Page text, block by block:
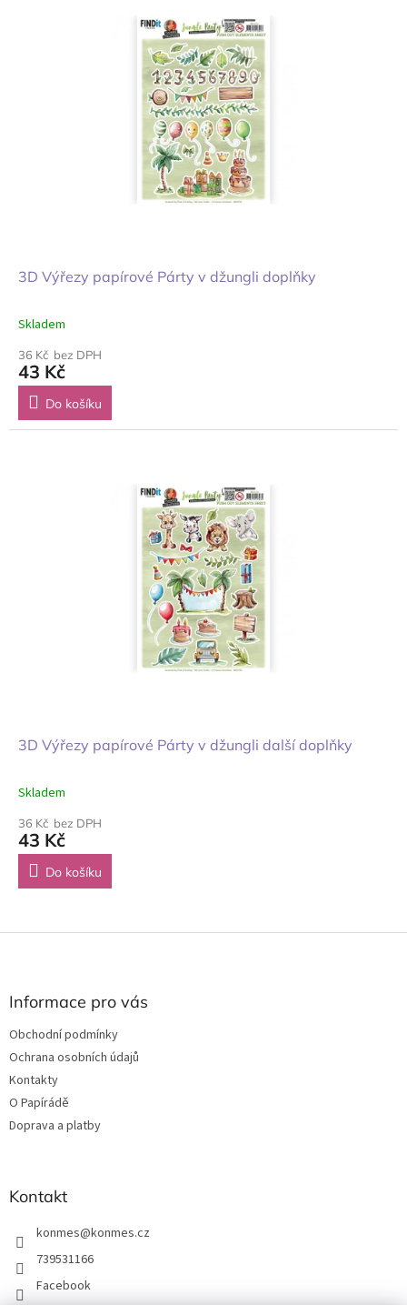
3D Výřezy papírové Párty v džungli doplňky
Skladem
36 Kč bez DPH
43 Kč
Do košíku
3D Výřezy papírové Párty v džungli další doplňky
Skladem
36 Kč bez DPH
43 Kč
Do košíku
Z
Informace pro vás
Obchodní podmínky
Ochrana osobních údajů
Kontakty
O Papírádě
Doprava a platby
Kontakt
konmes@konmes.cz
739531166
Facebook